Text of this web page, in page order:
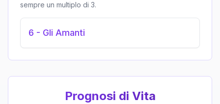
sempre un multiplo di 3.
6 - Gli Amanti
Prognosi di Vita